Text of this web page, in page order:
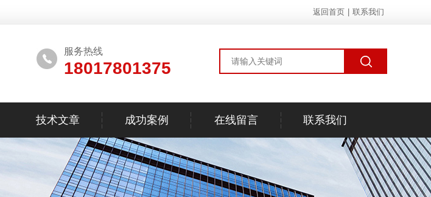
返回首页 联系我们
服务热线
18017801375
技术文章 成功案例 在线留言 联系我们